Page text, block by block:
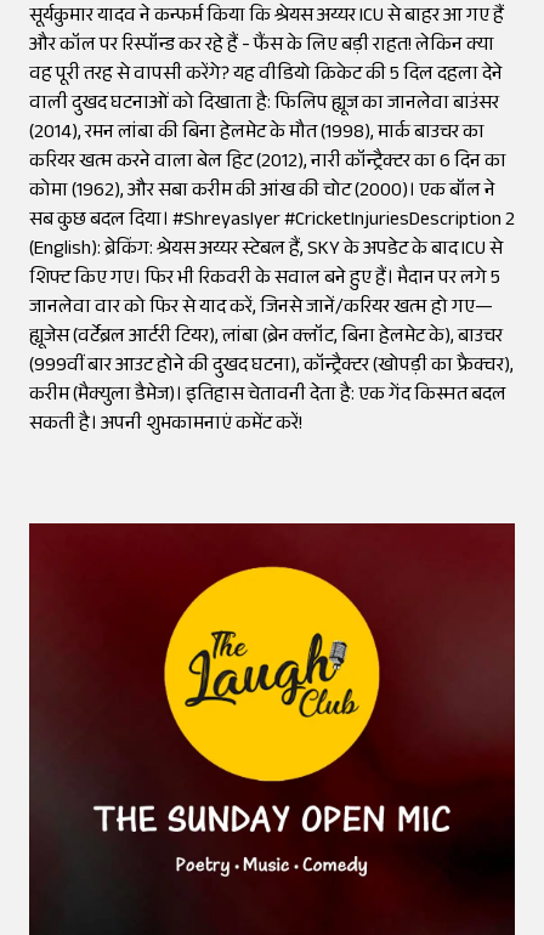
सूर्यकुमार यादव ने कन्फर्म किया कि श्रेयस अय्यर ICU से बाहर आ गए हैं
और कॉल पर रिस्पॉन्ड कर रहे हैं - फैंस के लिए बड़ी राहत! लेकिन क्या
वह पूरी तरह से वापसी करेंगे? यह वीडियो क्रिकेट की 5 दिल दहला देने
वाली दुखद घटनाओं को दिखाता है: फिलिप ह्यूज का जानलेवा बाउंसर
(2014), रमन लांबा की बिना हेलमेट के मौत (1998), मार्क बाउचर का
करियर खत्म करने वाला बेल हिट (2012), नारी कॉन्ट्रैक्टर का 6 दिन का
कोमा (1962), और सबा करीम की आंख की चोट (2000)। एक बॉल ने
सब कुछ बदल दिया। #ShreyasIyer #CricketInjuriesDescription 2
(English): ब्रेकिंग: श्रेयस अय्यर स्टेबल हैं, SKY के अपडेट के बाद ICU से
शिफ्ट किए गए। फिर भी रिकवरी के सवाल बने हुए हैं। मैदान पर लगे 5
जानलेवा वार को फिर से याद करें, जिनसे जानें/करियर खत्म हो गए—
ह्यूजेस (वर्टेब्रल आर्टरी टियर), लांबा (ब्रेन क्लॉट, बिना हेलमेट के), बाउचर
(999वीं बार आउट होने की दुखद घटना), कॉन्ट्रैक्टर (खोपड़ी का फ्रैक्चर),
करीम (मैक्युला डैमेज)। इतिहास चेतावनी देता है: एक गेंद किस्मत बदल
सकती है। अपनी शुभकामनाएं कमेंट करें!